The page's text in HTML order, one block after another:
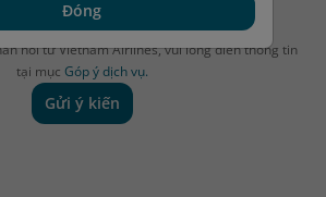
Đóng
hồi từ Vietnam Airlines, vui lòng điền thông tin
tại mục Góp ý dịch vụ.
Gửi ý kiến